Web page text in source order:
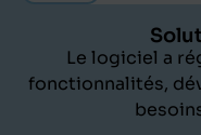
Le logiciel a
fonctionnalités,